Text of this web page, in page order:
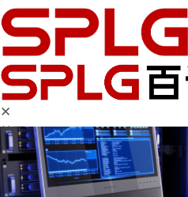
✕
首页
产品中心
光谱仪
Arcoptix傅里叶变换红外光谱仪